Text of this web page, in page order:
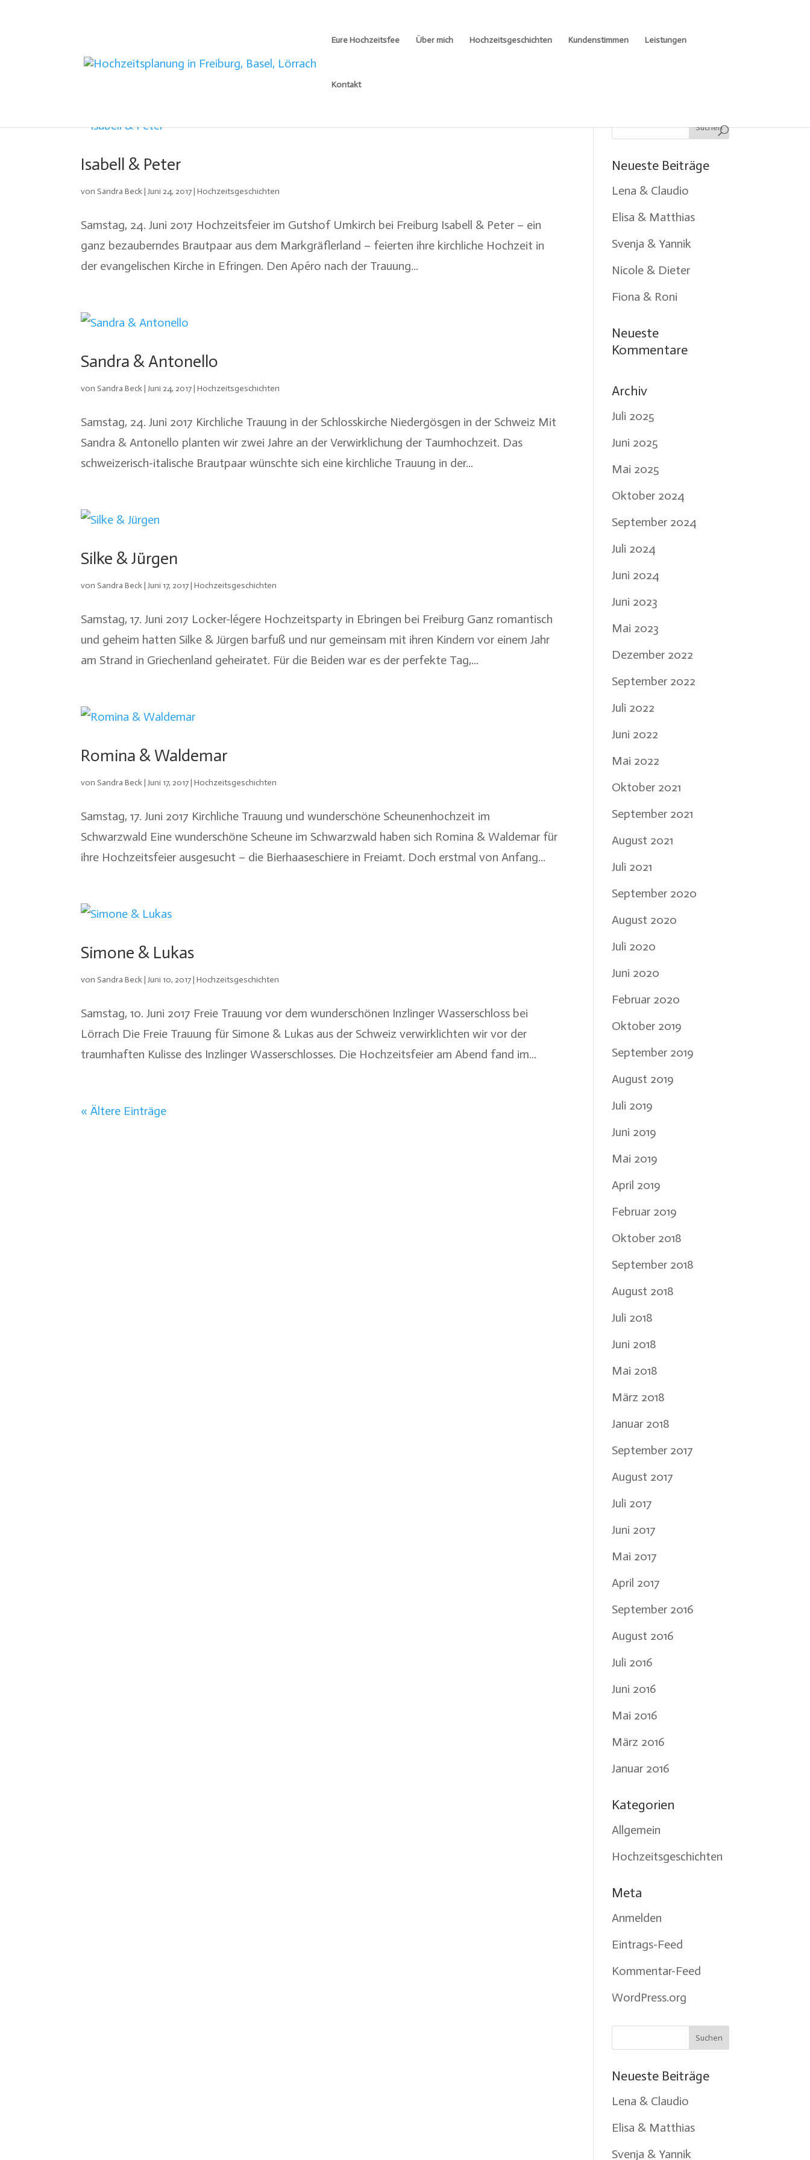
Eure Hochzeitsfee Über mich Hochzeitsgeschichten Kundenstimmen Leistungen
Kontakt
Isabell & Peter
von Sandra Beck |Juni 24, 2017 |Hochzeitsgeschichten
Samstag, 24. Juni 2017 Hochzeitsfeier im Gutshof Umkirch bei Freiburg Isabell & Peter – ein
ganz bezauberndes Brautpaar aus dem Markgräflerland – feierten ihre kirchliche Hochzeit in
der evangelischen Kirche in Efringen. Den Apéro nach der Trauung...
Sandra & Antonello
von Sandra Beck |Juni 24, 2017 |Hochzeitsgeschichten
Samstag, 24. Juni 2017 Kirchliche Trauung in der Schlosskirche Niedergösgen in der Schweiz Mit
Sandra & Antonello planten wir zwei Jahre an der Verwirklichung der Taumhochzeit. Das
schweizerisch-italische Brautpaar wünschte sich eine kirchliche Trauung in der...
Silke & Jürgen
von Sandra Beck |Juni 17, 2017 |Hochzeitsgeschichten
Samstag, 17. Juni 2017 Locker-légere Hochzeitsparty in Ebringen bei Freiburg Ganz romantisch
und geheim hatten Silke & Jürgen barfuß und nur gemeinsam mit ihren Kindern vor einem Jahr
am Strand in Griechenland geheiratet. Für die Beiden war es der perfekte Tag,...
Romina & Waldemar
von Sandra Beck |Juni 17, 2017 |Hochzeitsgeschichten
Samstag, 17. Juni 2017 Kirchliche Trauung und wunderschöne Scheunenhochzeit im
Schwarzwald Eine wunderschöne Scheune im Schwarzwald haben sich Romina & Waldemar für
ihre Hochzeitsfeier ausgesucht – die Bierhaaseschiere in Freiamt. Doch erstmal von Anfang...
Simone & Lukas
von Sandra Beck |Juni 10, 2017 |Hochzeitsgeschichten
Samstag, 10. Juni 2017 Freie Trauung vor dem wunderschönen Inzlinger Wasserschloss bei
Lörrach Die Freie Trauung für Simone & Lukas aus der Schweiz verwirklichten wir vor der
traumhaften Kulisse des Inzlinger Wasserschlosses. Die Hochzeitsfeier am Abend fand im...
« Ältere Einträge
Neueste Beiträge
Lena & Claudio
Elisa & Matthias
Svenja & Yannik
Nicole & Dieter
Fiona & Roni
Neueste
Kommentare
Archiv
Juli 2025
Juni 2025
Mai 2025
Oktober 2024
September 2024
Juli 2024
Juni 2024
Juni 2023
Mai 2023
Dezember 2022
September 2022
Juli 2022
Juni 2022
Mai 2022
Oktober 2021
September 2021
August 2021
Juli 2021
September 2020
August 2020
Juli 2020
Juni 2020
Februar 2020
Oktober 2019
September 2019
August 2019
Juli 2019
Juni 2019
Mai 2019
April 2019
Februar 2019
Oktober 2018
September 2018
August 2018
Juli 2018
Juni 2018
Mai 2018
März 2018
Januar 2018
September 2017
August 2017
Juli 2017
Juni 2017
Mai 2017
April 2017
September 2016
August 2016
Juli 2016
Juni 2016
Mai 2016
März 2016
Januar 2016
Kategorien
Allgemein
Hochzeitsgeschichten
Meta
Anmelden
Eintrags-Feed
Kommentar-Feed
WordPress.org
Neueste Beiträge
Lena & Claudio
Elisa & Matthias
Svenja & Yannik